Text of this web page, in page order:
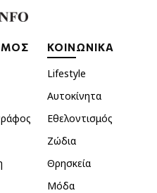
ΚΟΙΝΩΝΙΚΑ
Lifestyle
Αυτοκίνητα
Εθελοντισμός
Ζώδια
Θρησκεία
Μόδα